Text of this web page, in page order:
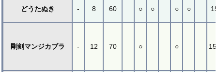
どうたぬき - 8 60 ○ ○ ○ ○
剛剣マンジカブラ - 12 70 ○ ○